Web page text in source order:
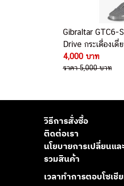
Gibraltar GTC6-
Drive กระเดื่องเดี่
4,000 บาท
ราคา 5,000 บาท
วิธีการสั่งซื้อ
ติดต่อเรา
นโยบายการเปลี่ยนแ
รวมสินค้า
เวลาทำการตอบโซเชี